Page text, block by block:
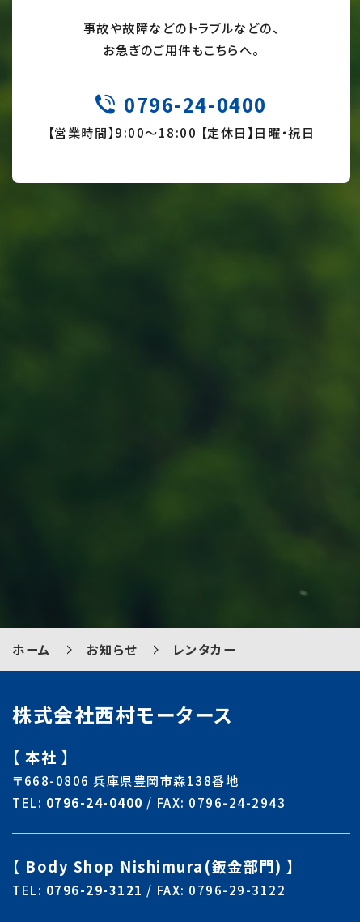
事故や故障などのトラブルなどの、
お急ぎのご用件もこちらへ。
TEL
0796-24-0400
【営業時間】9:00～18:00 【定休日】日曜・祝日
ホーム お知らせ レンタカー
株式会社西村モータース
【 本社 】
〒668-0806 兵庫県豊岡市森138番地
TEL: 0796-24-0400 / FAX: 0796-24-2943
【 Body Shop Nishimura(鈑金部門) 】
TEL: 0796-29-3121 / FAX: 0796-29-3122